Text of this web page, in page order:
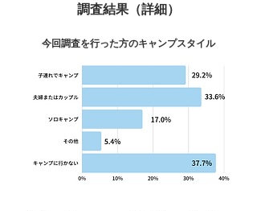
調査結果（詳細）
今回調査を行った方のキャンプスタイル